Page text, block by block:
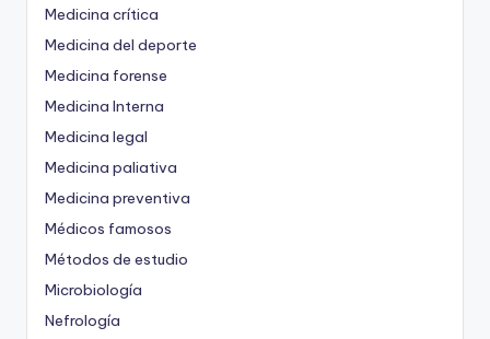
Medicina crítica
Medicina del deporte
Medicina forense
Medicina Interna
Medicina legal
Medicina paliativa
Medicina preventiva
Médicos famosos
Métodos de estudio
Microbiología
Nefrología